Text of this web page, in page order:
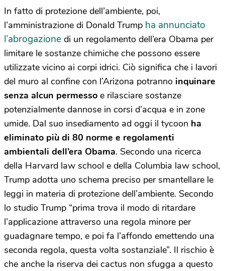
In fatto di protezione dell’ambiente, poi,
l’amministrazione di Donald Trump ha annunciato
l’abrogazione di un regolamento dell’era Obama per
limitare le sostanze chimiche che possono essere
utilizzate vicino ai corpi idrici. Ciò significa che i lavori
del muro al confine con l’Arizona potranno inquinare
senza alcun permesso e rilasciare sostanze
potenzialmente dannose in corsi d’acqua e in zone
umide. Dal suo insediamento ad oggi il tycoon ha
eliminato più di 80 norme e regolamenti
ambientali dell’era Obama. Secondo una ricerca
della Harvard law school e della Columbia law school,
Trump adotta uno schema preciso per smantellare le
leggi in materia di protezione dell’ambiente. Secondo
lo studio Trump “prima trova il modo di ritardare
l’applicazione attraverso una regola minore per
guadagnare tempo, e poi fa l’affondo emettendo una
seconda regola, questa volta sostanziale”. Il rischio è
che anche la riserva dei cactus non sfugga a questo